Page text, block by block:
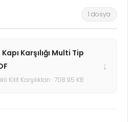
1 dosya
Karşılığı Multi Tip
Kilit Karşılıkları · 708.95 KB
↓